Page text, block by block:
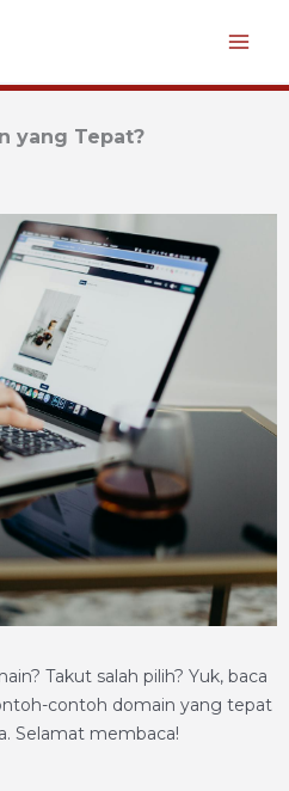
yang Tepat?
Takut salah pilih? Yuk, baca
contoh domain yang tepat
Selamat membaca!